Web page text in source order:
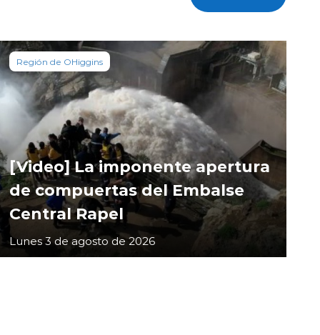
Región de OHiggins
[Video] La imponente apertura
de compuertas del Embalse
Central Rapel
Lunes 3 de agosto de 2026